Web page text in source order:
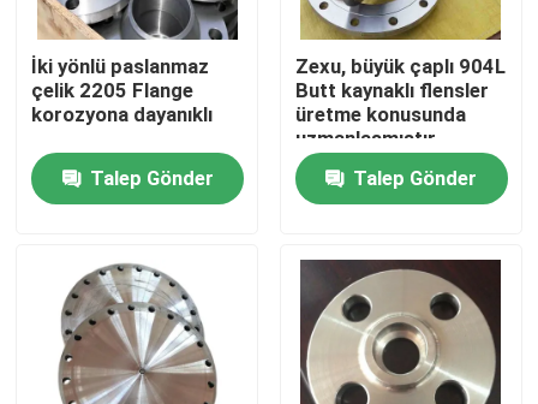
Ürünler
İki yönlü paslanmaz
çelik 2205 Flange
korozyona dayanıklı
Talep Gönder
Zexu, büyük çaplı 904L
Butt kaynaklı flensler
üretme konusunda
uzmanlaşmıştır.
Talep Gönder